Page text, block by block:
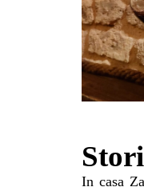
In casa